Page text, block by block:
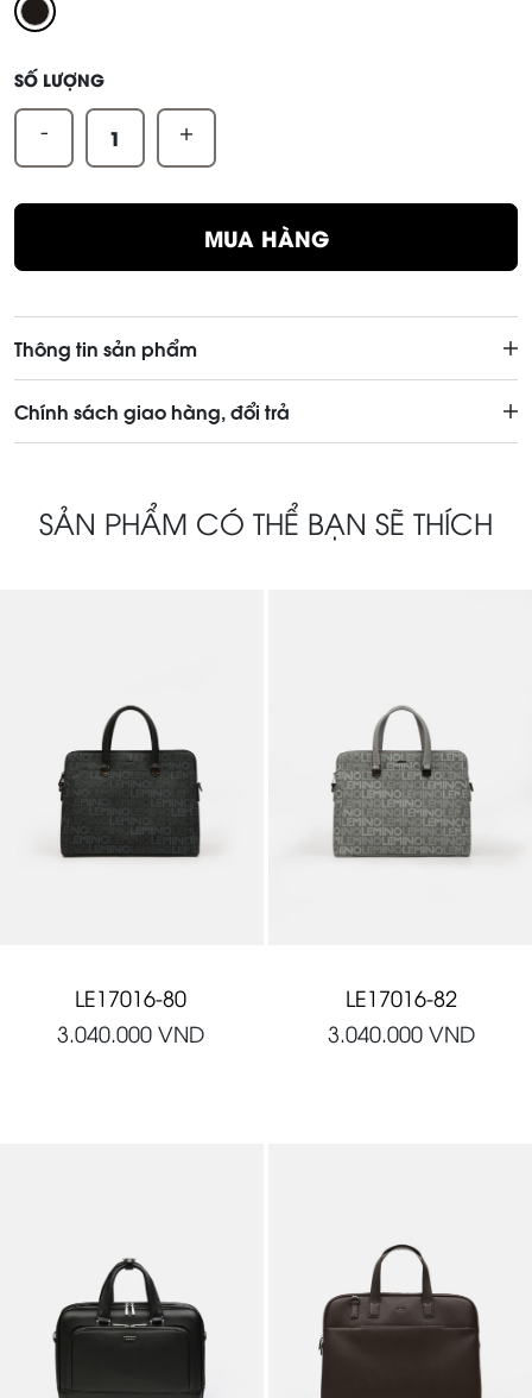
SỐ LƯỢNG
- +
MUA HÀNG
Thông tin sản phẩm
Chính sách giao hàng, đổi trả
SẢN PHẨM CÓ THỂ BẠN SẼ THÍCH
LE17016-80
3.040.000 VND
LE17016-82
3.040.000 VND